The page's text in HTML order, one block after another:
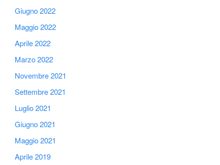
Giugno 2022
Maggio 2022
Aprile 2022
Marzo 2022
Novembre 2021
Settembre 2021
Luglio 2021
Giugno 2021
Maggio 2021
Aprile 2019